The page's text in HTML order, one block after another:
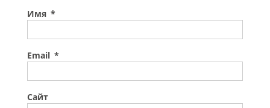
Имя *
Email *
Сайт